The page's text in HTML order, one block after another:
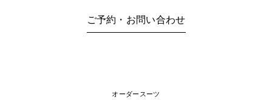
ご予約・お問い合わせ
オーダースーツ